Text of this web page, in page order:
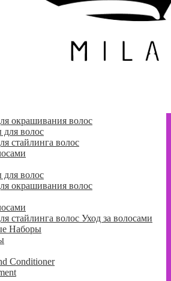
окрашивания волос
волос
стайлинга волос
волос
окрашивания волос
стайлинга волос Уход за волосами
Наборы
Conditioner